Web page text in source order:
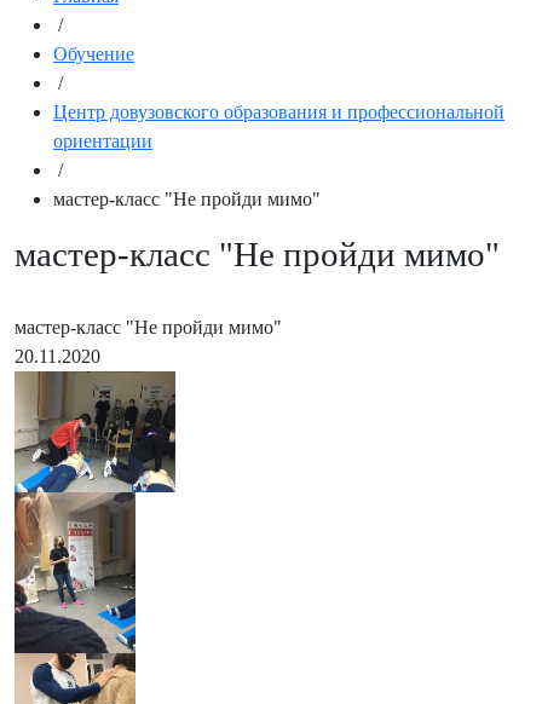
/
Обучение
/
Центр довузовского образования и профессиональной
ориентации
/
мастер-класс "Не пройди мимо"
мастер-класс "Не пройди мимо"
мастер-класс "Не пройди мимо"
20.11.2020